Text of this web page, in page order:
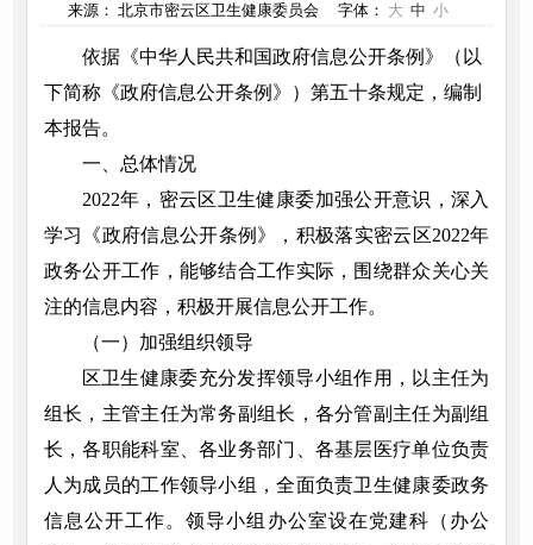
来源： 北京市密云区卫生健康委员会
字体： 大 中 小
依据《中华人民共和国政府信息公开条例》（以
下简称《政府信息公开条例》）第五十条规定，编制
本报告。
一、总体情况
2022年，密云区卫生健康委加强公开意识，深入
学习《政府信息公开条例》，积极落实密云区2022年
政务公开工作，能够结合工作实际，围绕群众关心关
注的信息内容，积极开展信息公开工作。
（一）加强组织领导
区卫生健康委充分发挥领导小组作用，以主任为
组长，主管主任为常务副组长，各分管副主任为副组
长，各职能科室、各业务部门、各基层医疗单位负责
人为成员的工作领导小组，全面负责卫生健康委政务
信息公开工作。领导小组办公室设在党建科（办公